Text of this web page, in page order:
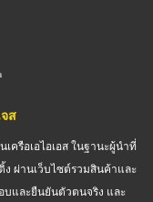
ส
ครือเอไอเอส ในฐานะผู้นำที่
ผ่านเว็บไซต์รวมสินค้าและ
บและยืนยันตัวตนจริง และ